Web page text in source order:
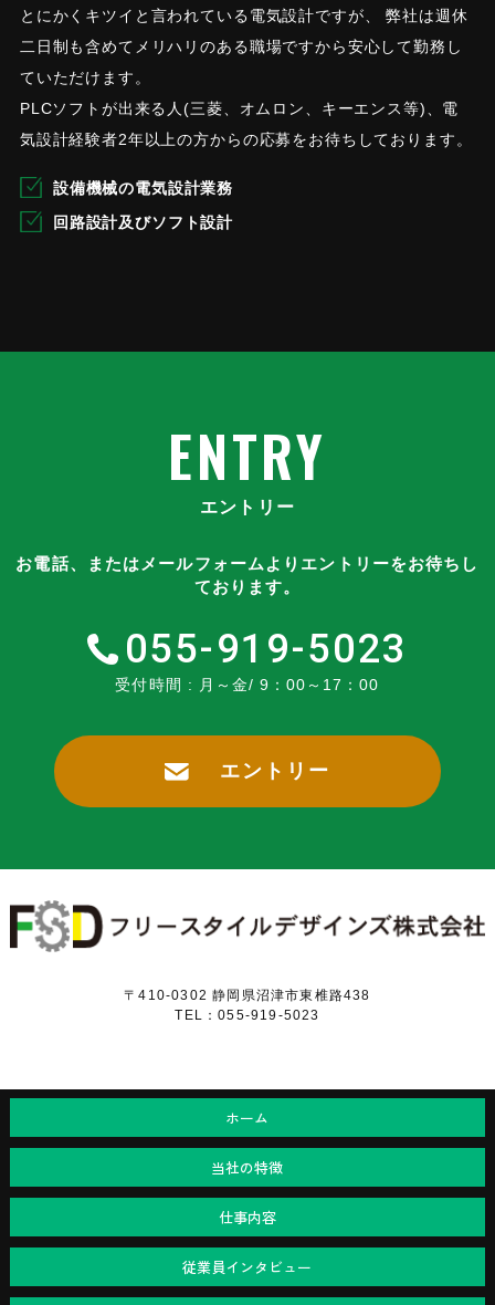
とにかくキツイと言われている電気設計ですが、 弊社は週休
二日制も含めてメリハリのある職場ですから安心して勤務し
ていただけます。
PLCソフトが出来る人(三菱、オムロン、キーエンス等)、電
気設計経験者2年以上の方からの応募をお待ちしております。
設備機械の電気設計業務
回路設計及びソフト設計
ENTRY
エントリー
お電話、またはメールフォームよりエントリーをお待ちし
ております。
055-919-5023
受付時間 : 月～金/ 9：00～17：00
エントリー
〒410-0302 静岡県沼津市東椎路438
TEL：055-919-5023
ホーム
当社の特徴
仕事内容
従業員インタビュー